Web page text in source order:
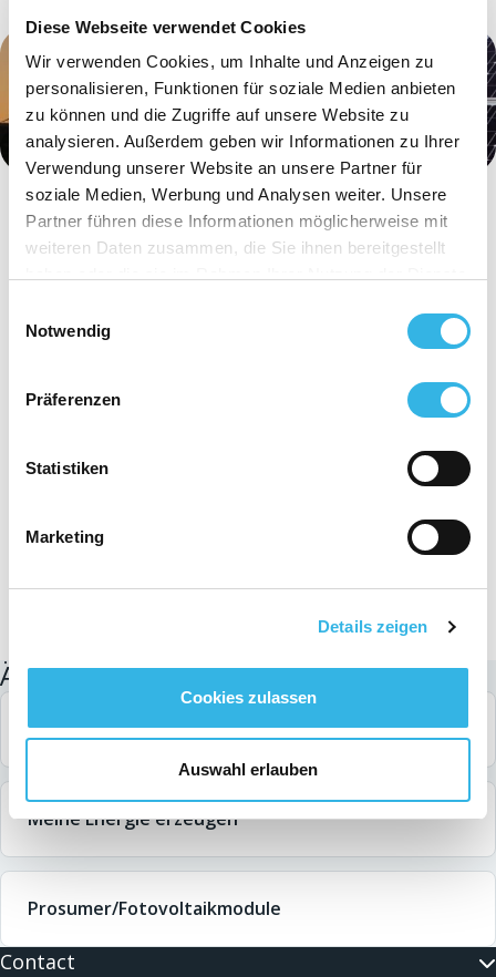
Diese Webseite verwendet Cookies
Wir verwenden Cookies, um Inhalte und Anzeigen zu
personalisieren, Funktionen für soziale Medien anbieten
zu können und die Zugriffe auf unsere Website zu
analysieren. Außerdem geben wir Informationen zu Ihrer
Verwendung unserer Website an unsere Partner für
soziale Medien, Werbung und Analysen weiter. Unsere
Partner führen diese Informationen möglicherweise mit
weiteren Daten zusammen, die Sie ihnen bereitgestellt
Cookies, wenn Sie unsere Webseite weiterhin nutzen.
Notwendig
Präferenzen
Statistiken
Marketing
Details zeigen
Cookies zulassen
Auswahl erlauben
Ähnliche Suchanfragen
Smart Meter
Meine Energie erzeugen
Prosumer/Fotovoltaikmodule
Contact